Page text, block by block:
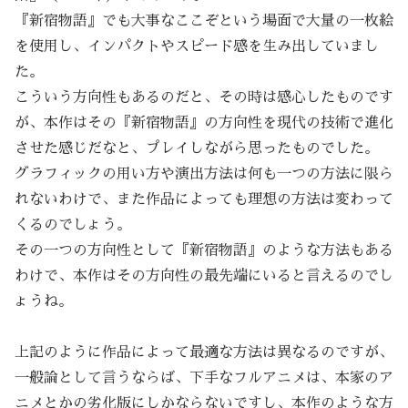
『新宿物語』でも大事なここぞという場面で大量の一枚絵
を使用し、インパクトやスピード感を生み出していまし
た。
こういう方向性もあるのだと、その時は感心したものです
が、本作はその『新宿物語』の方向性を現代の技術で進化
させた感じだなと、プレイしながら思ったものでした。
グラフィックの用い方や演出方法は何も一つの方法に限ら
れないわけで、また作品によっても理想の方法は変わって
くるのでしょう。
その一つの方向性として『新宿物語』のような方法もある
わけで、本作はその方向性の最先端にいると言えるのでし
ょうね。
上記のように作品によって最適な方法は異なるのですが、
一般論として言うならば、下手なフルアニメは、本家のア
ニメとかの劣化版にしかならないですし、本作のような方